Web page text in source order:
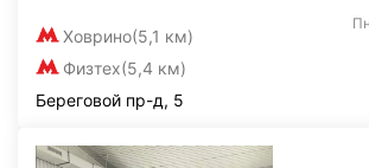
Ховрино(5,1 км)
Физтех(5,4 км)
Береговой пр-д, 5